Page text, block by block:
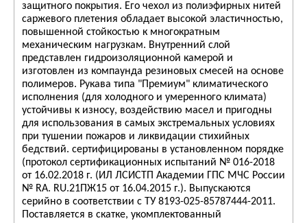
защитного покрытия. Его чехол из полиэфирных нитей
саржевого плетения обладает высокой эластичностью,
повышенной стойкостью к многократным
механическим нагрузкам. Внутренний слой
представлен гидроизоляционной камерой и
изготовлен из компаунда резиновых смесей на основе
полимеров. Рукава типа "Премиум" климатического
исполнения (для холодного и умеренного климата)
устойчивы к износу, воздействию масел и пригодны
для использования в самых экстремальных условиях
при тушении пожаров и ликвидации стихийных
бедствий. сертифицированы в установленном порядке
(протокол сертификационных испытаний № 016-2018
от 16.02.2018 г. (ИЛ ЛСИСТП Академии ГПС МЧС России
№ RA. RU.21ПЖ15 от 16.04.2015 г.). Выпускаются
серийно в соответствии с ТУ 8193-025-85787444-2011.
Поставляется в скатке, укомплектованный